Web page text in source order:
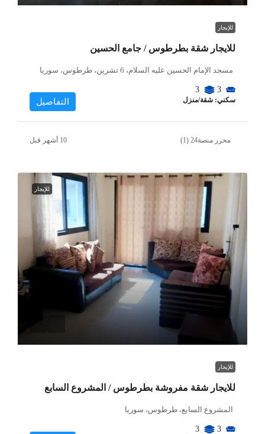
للإيجار
للايجار شقة بطرطوس / جامع الحسين
مسجد الإمام الحسين عليه السلام، 6 تشرين، طرطوس، سوريا
3
3
سكني: شقة/منزل التفاصيل
محرر منصة24 (1)
للإيجار
للإيجار
للايجار شقة مفروشة بطرطوس / المشروع السابع
المشروع السابع، طرطوس، سوريا
3
3